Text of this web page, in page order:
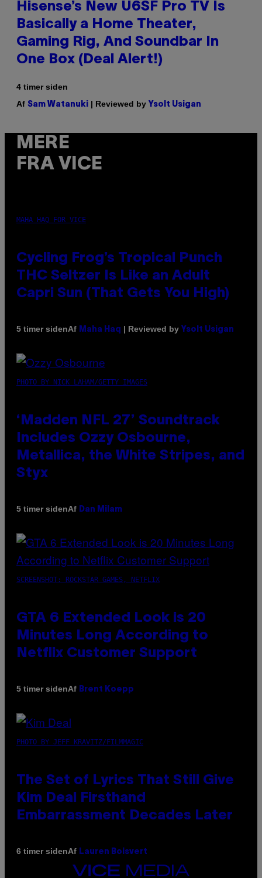
Hisense’s New U6SF Pro TV Is
Basically a Home Theater,
Gaming Rig, And Soundbar In
One Box (Deal Alert!)
4 timer siden
Af Sam Watanuki | Reviewed by Ysolt Usigan
MERE
FRA VICE
MAHA HAQ FOR VICE
Cycling Frog’s Tropical Punch
THC Seltzer Is Like an Adult
Capri Sun (That Gets You High)
5 timer sidenAf Maha Haq | Reviewed by Ysolt Usigan
PHOTO BY NICK LAHAM/GETTY IMAGES
‘Madden NFL 27’ Soundtrack
Includes Ozzy Osbourne,
Metallica, the White Stripes, and
Styx
5 timer sidenAf Dan Milam
SCREENSHOT: ROCKSTAR GAMES, NETFLIX
GTA 6 Extended Look is 20
Minutes Long According to
Netflix Customer Support
5 timer sidenAf Brent Koepp
PHOTO BY JEFF KRAVITZ/FILMMAGIC
The Set of Lyrics That Still Give
Kim Deal Firsthand
Embarrassment Decades Later
6 timer sidenAf Lauren Boisvert
VICE